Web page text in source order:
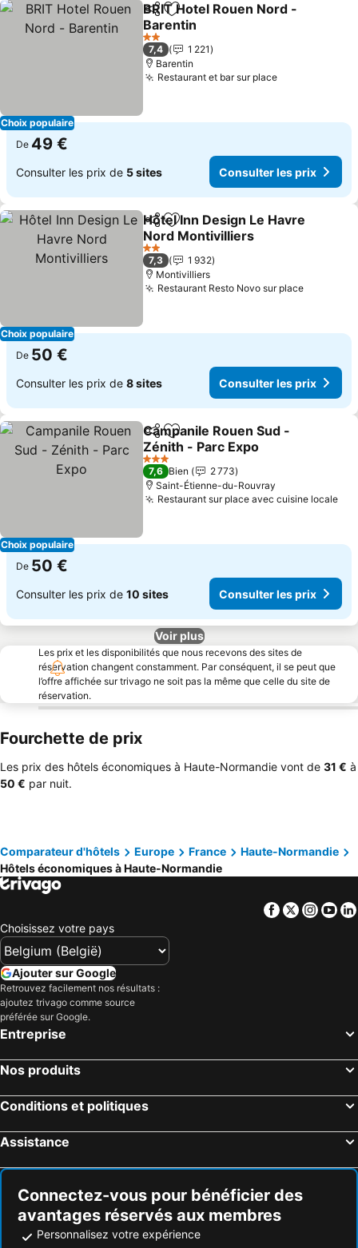
Choix populaire
PartagerAjouter à mes favoris
BRIT Hotel Rouen Nord -
Barentin
2 Étoiles
7,4
1 221
Barentin
Restaurant et bar sur place
De 49 €
Consulter les prix de 5 sites Consulter les prix
Choix populaire
PartagerAjouter à mes favoris
Hôtel Inn Design Le Havre
Nord Montivilliers
2 Étoiles
7,3
1 932
Montivilliers
Restaurant Resto Novo sur place
De 50 €
Consulter les prix de 8 sites Consulter les prix
Choix populaire
PartagerAjouter à mes favoris
Campanile Rouen Sud -
Zénith - Parc Expo
3 Étoiles
7,6 Bien
2 773
Saint-Étienne-du-Rouvray
Restaurant sur place avec cuisine locale
De 50 €
Consulter les prix de 10 sites Consulter les prix
Voir plus
Les prix et les disponibilités que nous recevons des sites de
réservation changent constamment. Par conséquent, il se peut que
l’offre affichée sur trivago ne soit pas la même que celle du site de
réservation.
Fourchette de prix
Les prix des hôtels économiques à Haute-Normandie vont de ‎31 € à
‎50 € par nuit.
Comparateur d'hôtels Europe France
Haute-Normandie
Hôtels économiques à Haute-Normandie
Facebook
Twitter
Choisissez votre pays
Ajouter sur Google
Retrouvez facilement nos résultats :
ajoutez trivago comme source
préférée sur Google.
Entreprise
Nos produits
Conditions et politiques
Assistance
Connectez-vous pour bénéficier des
avantages réservés aux membres
Personnalisez votre expérience